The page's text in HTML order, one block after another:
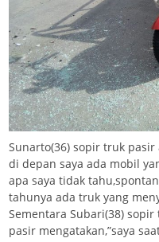
Sunarto(36) sopir truk pasir
di depan saya ada mobil
apa saya tidak
tahunya ada truk yang
Sementara Subari(38)
pasir mengatakan,”saya